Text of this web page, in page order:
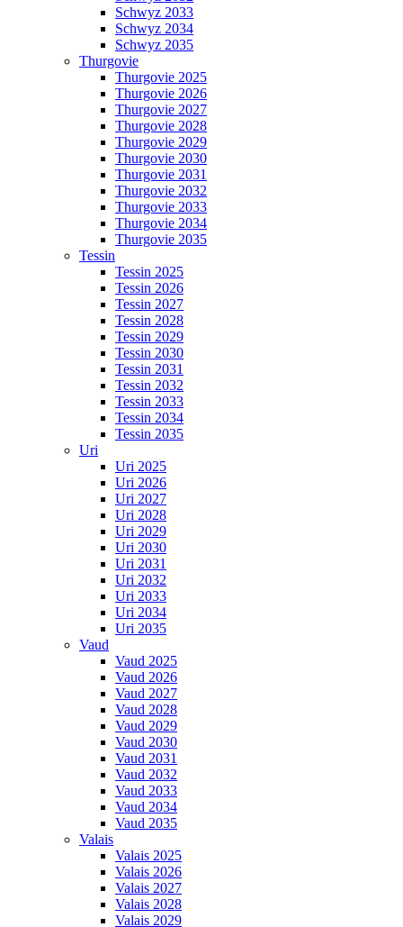
Schwyz 2033
Schwyz 2034
Schwyz 2035
Thurgovie
Thurgovie 2025
Thurgovie 2026
Thurgovie 2027
Thurgovie 2028
Thurgovie 2029
Thurgovie 2030
Thurgovie 2031
Thurgovie 2032
Thurgovie 2033
Thurgovie 2034
Thurgovie 2035
Tessin
Tessin 2025
Tessin 2026
Tessin 2027
Tessin 2028
Tessin 2029
Tessin 2030
Tessin 2031
Tessin 2032
Tessin 2033
Tessin 2034
Tessin 2035
Uri
Uri 2025
Uri 2026
Uri 2027
Uri 2028
Uri 2029
Uri 2030
Uri 2031
Uri 2032
Uri 2033
Uri 2034
Uri 2035
Vaud
Vaud 2025
Vaud 2026
Vaud 2027
Vaud 2028
Vaud 2029
Vaud 2030
Vaud 2031
Vaud 2032
Vaud 2033
Vaud 2034
Vaud 2035
Valais
Valais 2025
Valais 2026
Valais 2027
Valais 2028
Valais 2029